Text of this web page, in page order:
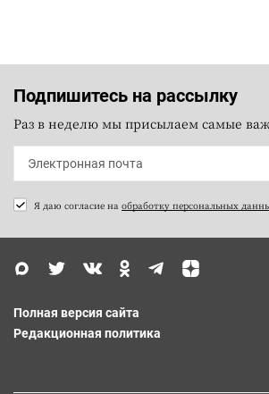
Подпишитесь на рассылку
Раз в неделю мы присылаем самые
Я даю согласие на обработку персональных
Полная версия сайта
Редакционная политика